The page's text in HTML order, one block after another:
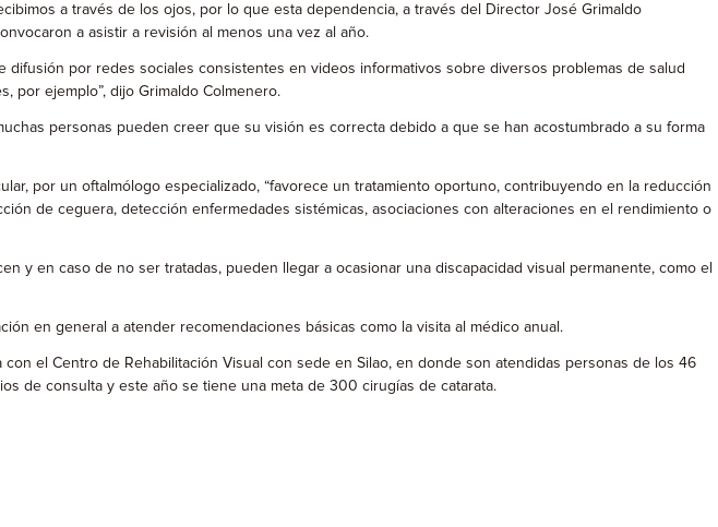
a través de los ojos, por lo que esta dependencia, a través del Director José Grimaldo
a asistir a revisión al menos una vez al año.
por redes sociales consistentes en videos informativos sobre diversos problemas de salud
por ejemplo”, dijo Grimaldo Colmenero.
personas pueden creer que su visión es correcta debido a que se han acostumbrado a su forma
por un oftalmólogo especializado, “favorece un tratamiento oportuno, contribuyendo en la reducción
de ceguera, detección enfermedades sistémicas, asociaciones con alteraciones en el rendimiento o
y en caso de no ser tratadas, pueden llegar a ocasionar una discapacidad visual permanente, como el
en general a atender recomendaciones básicas como la visita al médico anual.
el Centro de Rehabilitación Visual con sede en Silao, en donde son atendidas personas de los 46
de consulta y este año se tiene una meta de 300 cirugías de catarata.